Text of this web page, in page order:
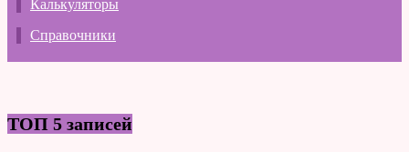
Калькуляторы
Справочники
ТОП 5 записей